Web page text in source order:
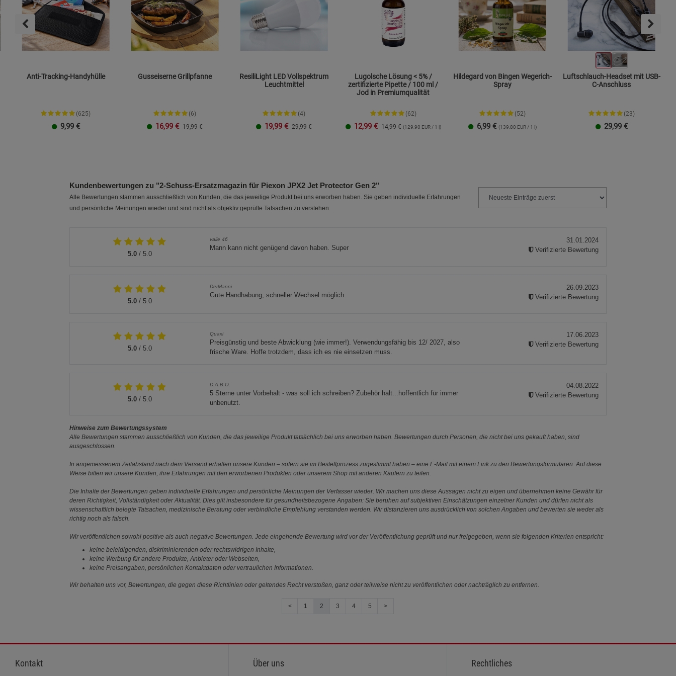
Anti-Tracking-Handyhülle
(625)
9,99 €
Gusseiserne Grillpfanne
(6)
16,99 € 19,99 €
ResiliLight LED Vollspektrum
Leuchtmittel
(4)
19,99 € 29,99 €
Lugolsche Lösung < 5% /
zertifizierte Pipette / 100 ml /
Jod in Premiumqualität
(62)
12,99 € 14,99 € (129,90 EUR / 1 l)
Hildegard von Bingen Wegerich-
Spray
(52)
6,99 € (139,80 EUR / 1 l)
Luftschlauch-Headset mit USB-
C-Anschluss
(23)
29,99 €
Kundenbewertungen zu "2-Schuss-Ersatzmagazin für Piexon JPX2 Jet Protector Gen 2"
Alle Bewertungen stammen ausschließlich von Kunden, die das jeweilige Produkt bei uns erworben haben. Sie geben individuelle Erfahrungen
und persönliche Meinungen wieder und sind nicht als objektiv geprüfte Tatsachen zu verstehen.
5.0/ 5.0
valle 46
Mann kann nicht genügend davon haben. Super
31.01.2024
Verifizierte Bewertung
5.0/ 5.0
DerManni
Gute Handhabung, schneller Wechsel möglich.
26.09.2023
Verifizierte Bewertung
5.0/ 5.0
Quaxi
Preisgünstig und beste Abwicklung (wie immer!). Verwendungsfähig bis 12/ 2027, also
frische Ware. Hoffe trotzdem, dass ich es nie einsetzen muss.
17.06.2023
Verifizierte Bewertung
5.0/ 5.0
D.A.B.O.
5 Sterne unter Vorbehalt - was soll ich schreiben? Zubehör halt...hoffentlich für immer
unbenutzt.
04.08.2022
Verifizierte Bewertung
Hinweise zum Bewertungssystem
Alle Bewertungen stammen ausschließlich von Kunden, die das jeweilige Produkt tatsächlich bei uns erworben haben. Bewertungen durch Personen, die nicht bei uns gekauft haben, sind
ausgeschlossen.
In angemessenem Zeitabstand nach dem Versand erhalten unsere Kunden – sofern sie im Bestellprozess zugestimmt haben – eine E-Mail mit einem Link zu den Bewertungsformularen. Auf diese
Weise bitten wir unsere Kunden, ihre Erfahrungen mit den erworbenen Produkten oder unserem Shop mit anderen Käufern zu teilen.
Die Inhalte der Bewertungen geben individuelle Erfahrungen und persönliche Meinungen der Verfasser wieder. Wir machen uns diese Aussagen nicht zu eigen und übernehmen keine Gewähr für
deren Richtigkeit, Vollständigkeit oder Aktualität. Dies gilt insbesondere für gesundheitsbezogene Angaben: Sie beruhen auf subjektiven Einschätzungen einzelner Kunden und dürfen nicht als
wissenschaftlich belegte Tatsachen, medizinische Beratung oder verbindliche Empfehlung verstanden werden. Wir distanzieren uns ausdrücklich von solchen Angaben und bewerten sie weder als
richtig noch als falsch.
Wir veröffentlichen sowohl positive als auch negative Bewertungen. Jede eingehende Bewertung wird vor der Veröffentlichung geprüft und nur freigegeben, wenn sie folgenden Kriterien entspricht:
keine beleidigenden, diskriminierenden oder rechtswidrigen Inhalte,
keine Werbung für andere Produkte, Anbieter oder Webseiten,
keine Preisangaben, persönlichen Kontaktdaten oder vertraulichen Informationen.
Wir behalten uns vor, Bewertungen, die gegen diese Richtlinien oder geltendes Recht verstoßen, ganz oder teilweise nicht zu veröffentlichen oder nachträglich zu entfernen.
< 1 2 3 4 5 >
Kontakt Über uns Rechtliches
Statistik Cookies (2)
Beschreibung Statistik Cookies
Marketing Cookies (3)
Beschreibung Marketing Cookies
Datenschutzerklärung Impressum